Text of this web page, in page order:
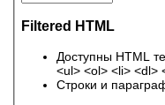
Filtered HTML
Доступны HTML
<ul> <ol> <li> <dl>
Строки и